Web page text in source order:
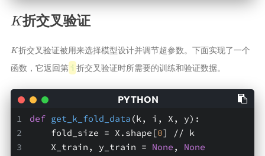
K折交叉验证
折交叉验证被用来选择模型设计并调节超参数。下面实现了一个
函数，它返回第i 折交叉验证时所需要的训练和验证数据。
def get_k_fold_data (k, i, X, y) :
    fold_size = X.shape[
0] // k
    X_train, y_train =
None , None